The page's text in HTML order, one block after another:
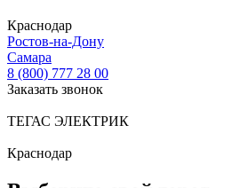
Краснодар
Ростов-на-Дону
Самара
8 (800) 777 28 00
Заказать звонок
ТЕГАС ЭЛЕКТРИК
Краснодар